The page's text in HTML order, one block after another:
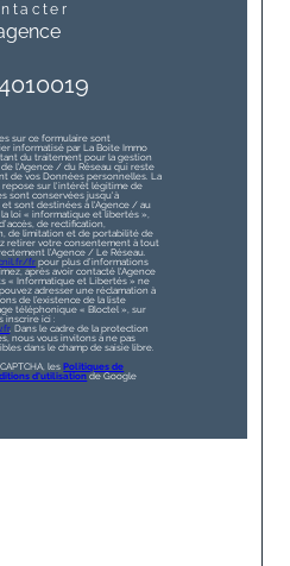
sur ce formulaire sont
informatisé par La Boite Immo
du traitement pour la gestion
l'Agence / du Réseau qui reste
de vos Données personnelles. La
repose sur l'intérêt légitime de
sont conservées jusqu'à
sont destinées à l'Agence / au
la loi « informatique et libertés »,
de rectification,
de limitation et de portabilité de
retirer votre consentement à tout
l’Agence / Le Réseau.
fr pour plus d’informations
après avoir contacté l'Agence
« Informatique et Libertés » ne
adresser une réclamation à
de l’existence de la liste
téléphonique « Bloctel », sur
inscrire ici :
. Dans le cadre de la protection
nous vous invitons à ne pas
dans le champ de saisie libre.
les Politiques de
d'utilisation de Google